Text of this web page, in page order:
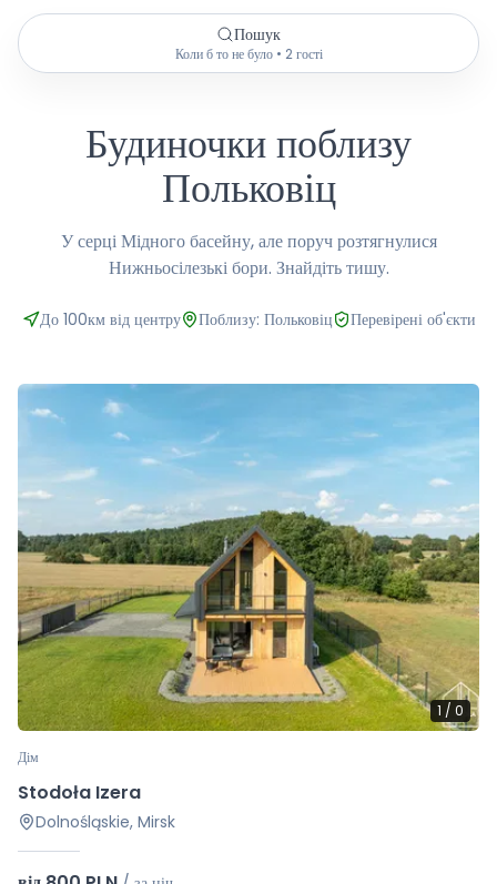
Пошук
Коли б то не було • 2 гості
Будиночки поблизу
Польковіц
У серці Мідного басейну, але поруч розтягнулися
Нижньосілезькі бори. Знайдіть тишу.
До 100км від центру Поблизу: Польковіц Перевірені об'єкти
1 / 0
Дім
Stodoła Izera
Dolnośląskie, Mirsk